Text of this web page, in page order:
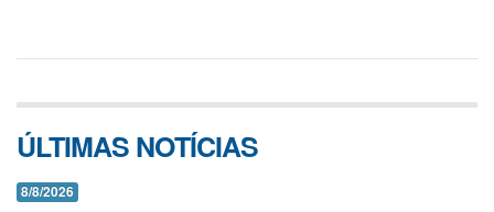
ÚLTIMAS NOTÍCIAS
8/8/2026